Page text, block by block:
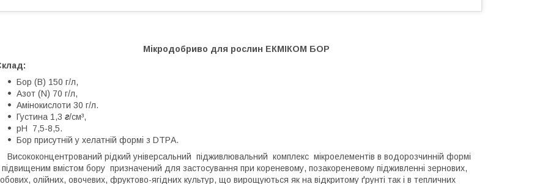
Мікродобриво для рослин ЕКМІКОМ БОР
Бор (В) 150 г/л,
Азот (N) 70 г/л,
Амінокислоти 30 г/л.
Густина 1,3 г/см³,
рН 7,5-8,5.
Бор присутній у хелатній формі з DTРA.
рідкий універсальний підживлювальний комплекс мікроелементів в водорозчинній формі
підвищеним вмістом бору призначений для застосування при кореневому, позакореневому підживленні зернових,
олійних, овочевих, фруктово-ягідних культур, що вирощуються як на відкритому ґрунті так і в тепличних